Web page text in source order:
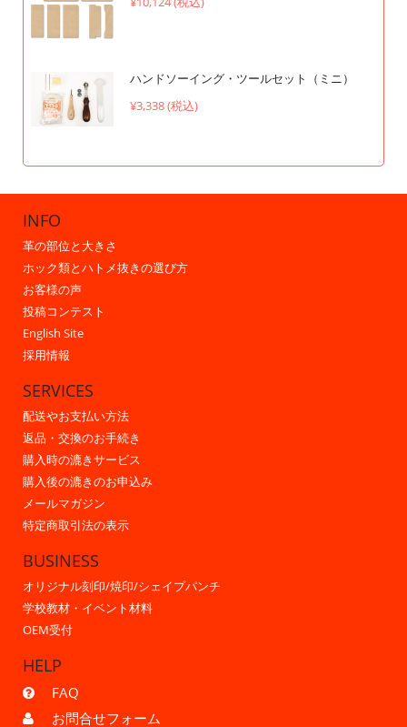
ハンドソーイング・ツールセット（ミニ）
¥3,338 (税込)
INFO
革の部位と大きさ
ホック類とハトメ抜きの選び方
お客様の声
投稿コンテスト
English Site
採用情報
SERVICES
配送やお支払い方法
返品・交換のお手続き
購入時の漉きサービス
購入後の漉きのお申込み
メールマガジン
特定商取引法の表示
BUSINESS
オリジナル刻印/焼印/シェイプパンチ
学校教材・イベント材料
OEM受付
HELP
FAQ
お問合せフォーム